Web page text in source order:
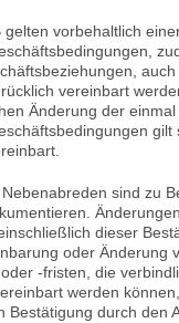
gelten vorbehaltlich
vereinbart
Änderung der
gilt
sind zu
dieser
oder Änderung
-fristen, die
werden
Bestätigung durch den